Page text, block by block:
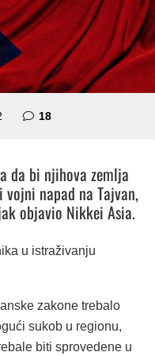
18komentara
da bi njihova zemlja
napad na Tajvan,
objavio Nikkei Asia.
u istraživanju
zakone trebalo
sukob u regionu,
biti sprovedene u